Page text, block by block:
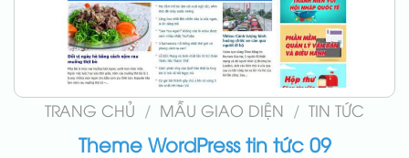
TRANG CHỦ / MẪU GIAO DIỆN / TIN TỨC
Theme WordPress tin tức 09